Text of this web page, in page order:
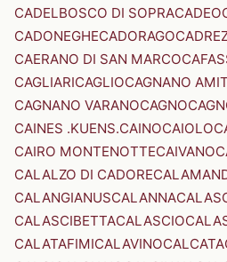
CADELBOSCO DI SOPRACADEO
CADONEGHECADORAGO
CAERANO DI SAN MARCO
CAGLIARICAGLIOCAGNANO
CAGNANO VARANOCAGNO
CAINES .KUENS.CAINOCAIOLO
CAIRO MONTENOTTECAIVANO
CALALZO DI CADORE
CALANGIANUSCALANNA
CALASCIBETTACALASCIO
CALATAFIMICALAVINOCALCATA